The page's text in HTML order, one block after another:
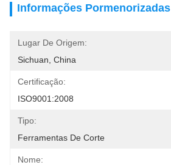
Informações Pormenorizadas
Lugar De Origem:
Sichuan, China
Certificação:
ISO9001:2008
Tipo:
Ferramentas De Corte
Nome: